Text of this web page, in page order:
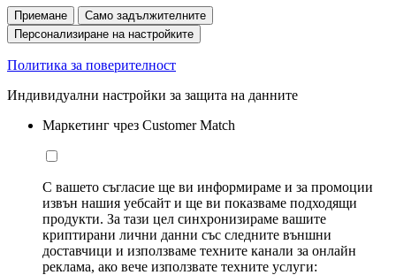
Приемане
Само задължителните
Персонализиране на настройките
Политика за поверителност
Индивидуални настройки за защита на данните
Маркетинг чрез Customer Match
С вашето съгласие ще ви информираме и за промоции
извън нашия уебсайт и ще ви показваме подходящи
продукти. За тази цел синхронизираме вашите
криптирани лични данни със следните външни
доставчици и използваме техните канали за онлайн
реклама, ако вече използвате техните услуги: